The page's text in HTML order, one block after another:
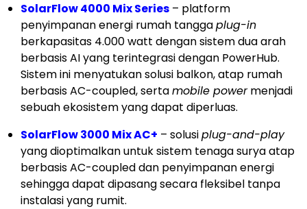
SolarFlow 4000 Mix Series – platform
penyimpanan energi rumah tanggaplug-in
berkapasitas 4.000 watt dengan sistem dua arah
berbasis AI yang terintegrasi dengan PowerHub.
Sistem ini menyatukan solusi balkon, atap rumah
berbasis AC-coupled, sertamobile powermenjadi
sebuah ekosistem yang dapat diperluas.
SolarFlow 3000 Mix AC+ – solusiplug-and-play
yang dioptimalkan untuk sistem tenaga surya atap
berbasis AC-coupled dan penyimpanan energi
sehingga dapat dipasang secara fleksibel tanpa
instalasi yang rumit.